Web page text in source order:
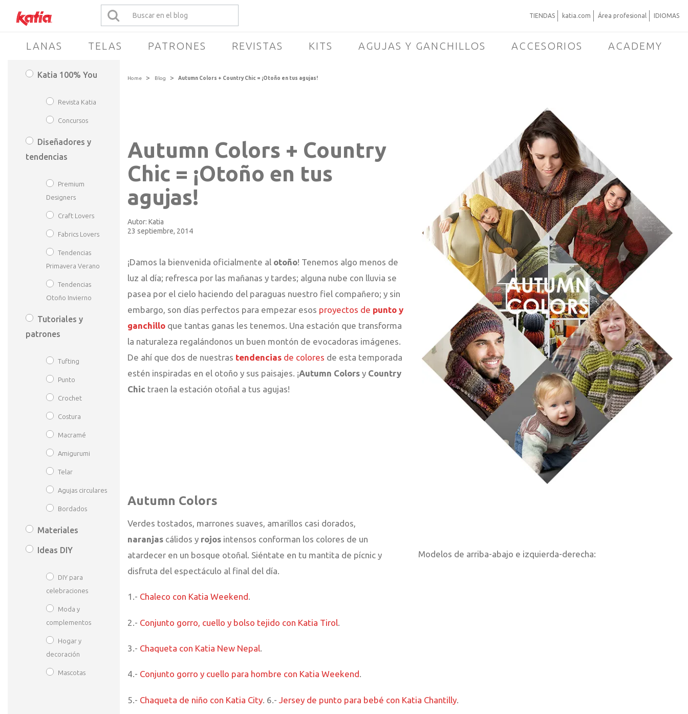
TIENDAS katia.com Área profesional IDIOMAS
LANAS TELAS PATRONES REVISTAS KITS AGUJAS Y GANCHILLOS ACCESORIOS ACADEMY
Katia 100% You
Revista Katia
Concursos
Diseñadores y
tendencias
Premium
Designers
Craft Lovers
Fabrics Lovers
Tendencias
Primavera Verano
Tendencias
Otoño Invierno
Tutoriales y
patrones
Tufting
Punto
Crochet
Costura
Macramé
Amigurumi
Telar
Agujas circulares
Bordados
Materiales
Ideas DIY
DIY para
celebraciones
Moda y
complementos
Hogar y
decoración
Mascotas
Home > Blog > Autumn Colors + Country Chic = ¡Otoño en tus agujas!
Autumn Colors + Country
Chic = ¡Otoño en tus
agujas!
Autor: Katia
23 septiembre, 2014
¡Damos la bienvenida oficialmente al otoño! Tenemos algo menos de
luz al día; refresca por las mañanas y tardes; alguna nube con lluvia se
pasea por el cielo haciendo del paraguas nuestro fiel compañero; y sin
embargo, son días perfectos para empezar esos proyectos de punto y
ganchillo que tantas ganas les tenemos. Una estación que transforma
la naturaleza regalándonos un buen montón de evocadoras imágenes.
De ahí que dos de nuestras tendencias de colores de esta temporada
estén inspiradas en el otoño y sus paisajes. ¡Autumn Colors y Country
Chic traen la estación otoñal a tus agujas!
Autumn Colors
Verdes tostados, marrones suaves, amarillos casi dorados,
naranjas cálidos y rojos intensos conforman los colores de un
atardecer en un bosque otoñal. Siéntate en tu mantita de pícnic y
disfruta del espectáculo al final del día.
Modelos de arriba-abajo e izquierda-derecha:
1.- Chaleco con Katia Weekend.
2.- Conjunto gorro, cuello y bolso tejido con Katia Tirol
3.- Chaqueta con Katia New Nepal.
4.- Conjunto gorro y cuello para hombre con Katia Weekend.
5.- Chaqueta de niño con Katia City . 6.- Jersey de punto para bebé con Katia Chantilly